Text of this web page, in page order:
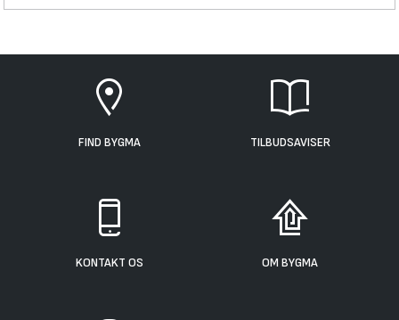
FIND BYGMA TILBUDSAVISER
KONTAKT OS OM BYGMA